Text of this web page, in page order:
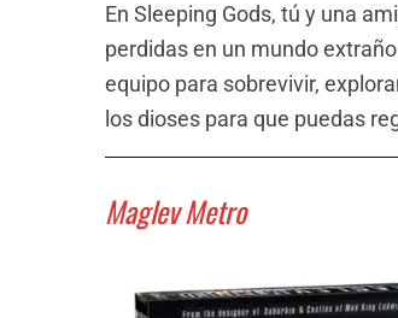
En Sleeping Gods, tú y una
perdidas en un mundo
equipo para sobrevivir,
los dioses para que puedas
Maglev Metro